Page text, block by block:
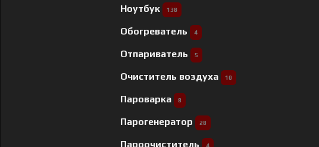
Ноутбук 138
Обогреватель 4
Отпариватель 5
Очиститель воздуха 10
Пароварка 8
Парогенератор 28
Пароочиститель